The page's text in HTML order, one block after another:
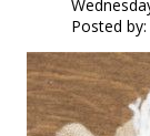
Posted by: